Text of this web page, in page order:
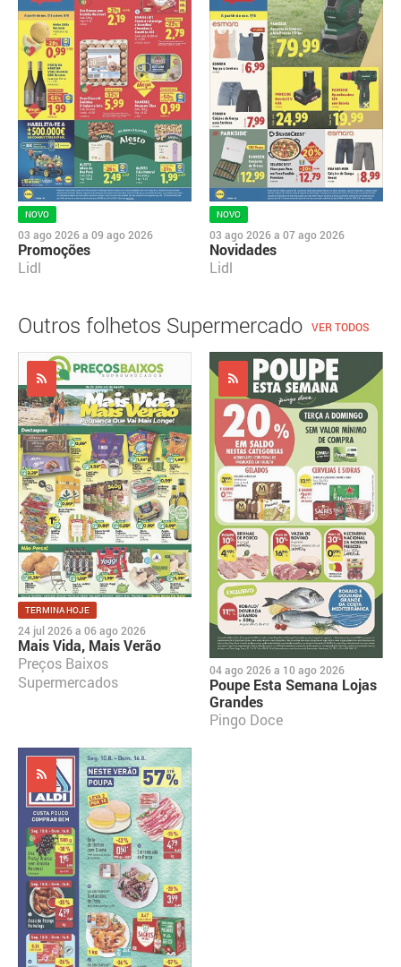
NOVO
03 ago 2026 a 09 ago 2026
Promoções
Lidl
NOVO
03 ago 2026 a 07 ago 2026
Novidades
Lidl
Outros folhetos Supermercado VER TODOS
TERMINA HOJE
24 jul 2026 a 06 ago 2026
Mais Vida, Mais Verão
Preços Baixos
Supermercados
04 ago 2026 a 10 ago 2026
Poupe Esta Semana Lojas
Grandes
Pingo Doce